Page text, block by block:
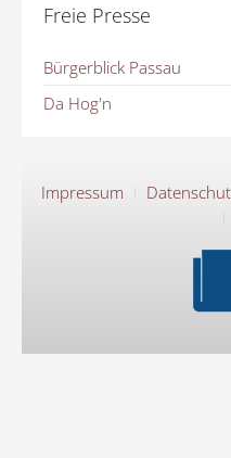
Freie Presse
Bürgerblick Passau
Da Hog'n
Impressum